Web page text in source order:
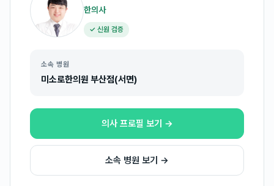
한의사
✓ 신원 검증
소속 병원
미소로한의원 부산점(서면)
의사 프로필 보기 →
소속 병원 보기 →